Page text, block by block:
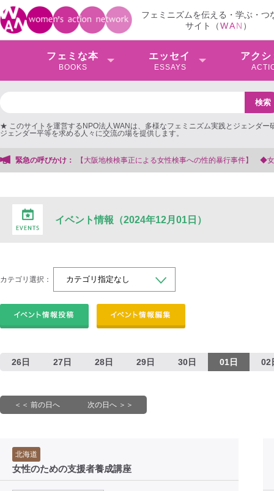
フェミニズムを伝える・学ぶ・つ
サイト（WAN ）
フェミな本
BOOKS
エッセイ
ESSAYS
アクシ
★ このサイトを運営するNPO法人WANは、多様なフェミニズム実践とジェンダー
ジェンダー平等を求める人々に交流の場を提供します。
緊急の呼びかけ：
大阪地検検事正による女性検事への性的暴行事件】 ◆女性検事を支援する会事
イベント情報（2024年12月01日）
カテゴリ選択：
26日 27日 28日 29日 30日 01日 02
＜＜ 前の日へ 次の日へ ＞＞
北海道
女性のための支援者養成講座